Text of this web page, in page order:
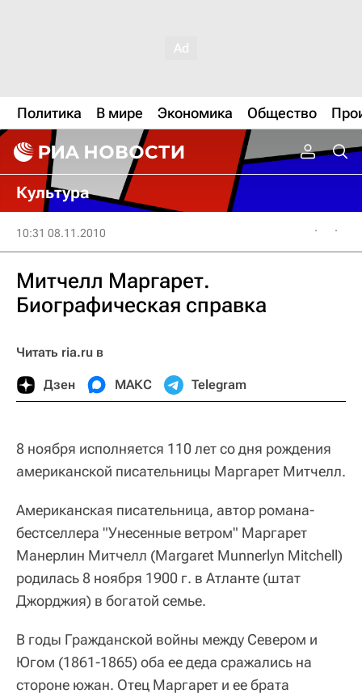
Политика В мире Экономика Общество
Культура
10:31 08.11.2010
Митчелл Маргарет.
Биографическая справка
Читать ria.ru в
Дзен МАКС Telegram
8 ноября исполняется 110 лет со дня рождения
американской писательницы Маргарет Митчелл.
Американская писательница, автор романа-
бестселлера "Унесенные ветром" Маргарет
Манерлин Митчелл (Margaret Munnerlyn Mitchell)
родилась 8 ноября 1900 г. в Атланте (штат
Джорджия) в богатой семье.
В годы Гражданской войны между Севером и
Югом (1861-1865) оба ее деда сражались на
стороне южан. Отец Маргарет и ее брата